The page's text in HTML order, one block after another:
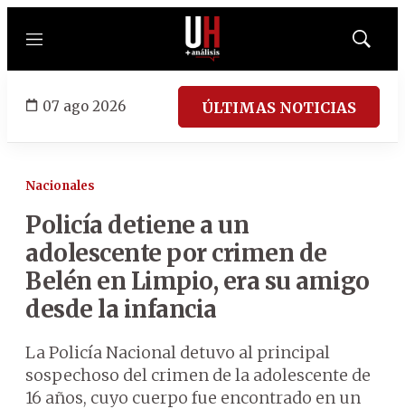
Menú
Mostrar
07 ago 2026 ÚLTIMAS NOTICIAS
Nacionales
Policía detiene a un
adolescente por crimen de
Belén en Limpio, era su amigo
desde la infancia
La Policía Nacional detuvo al principal
sospechoso del crimen de la adolescente de
16 años, cuyo cuerpo fue encontrado en un